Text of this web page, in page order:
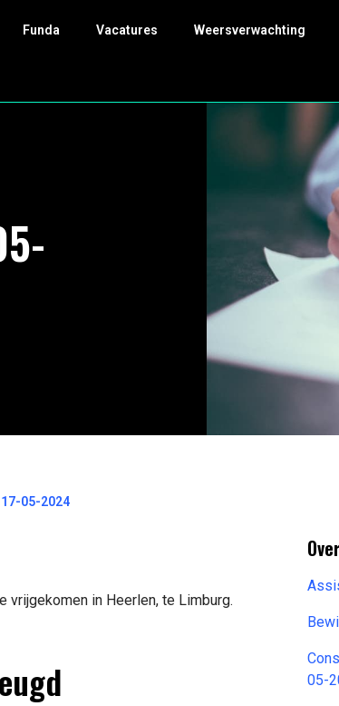
Funda Vacatures Weersverwachting
05-2024
vrijgekomen in Heerlen, te Limburg.
05-